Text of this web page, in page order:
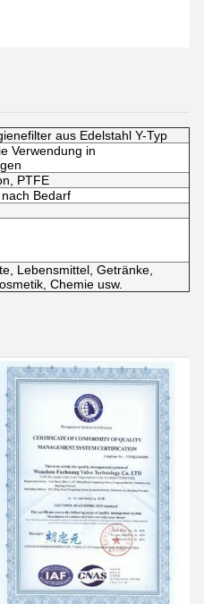
aus Edelstahl Y-Typ
Verwendung in
PTFE
Bedarf
Lebensmittel, Getränke,
Chemie usw.